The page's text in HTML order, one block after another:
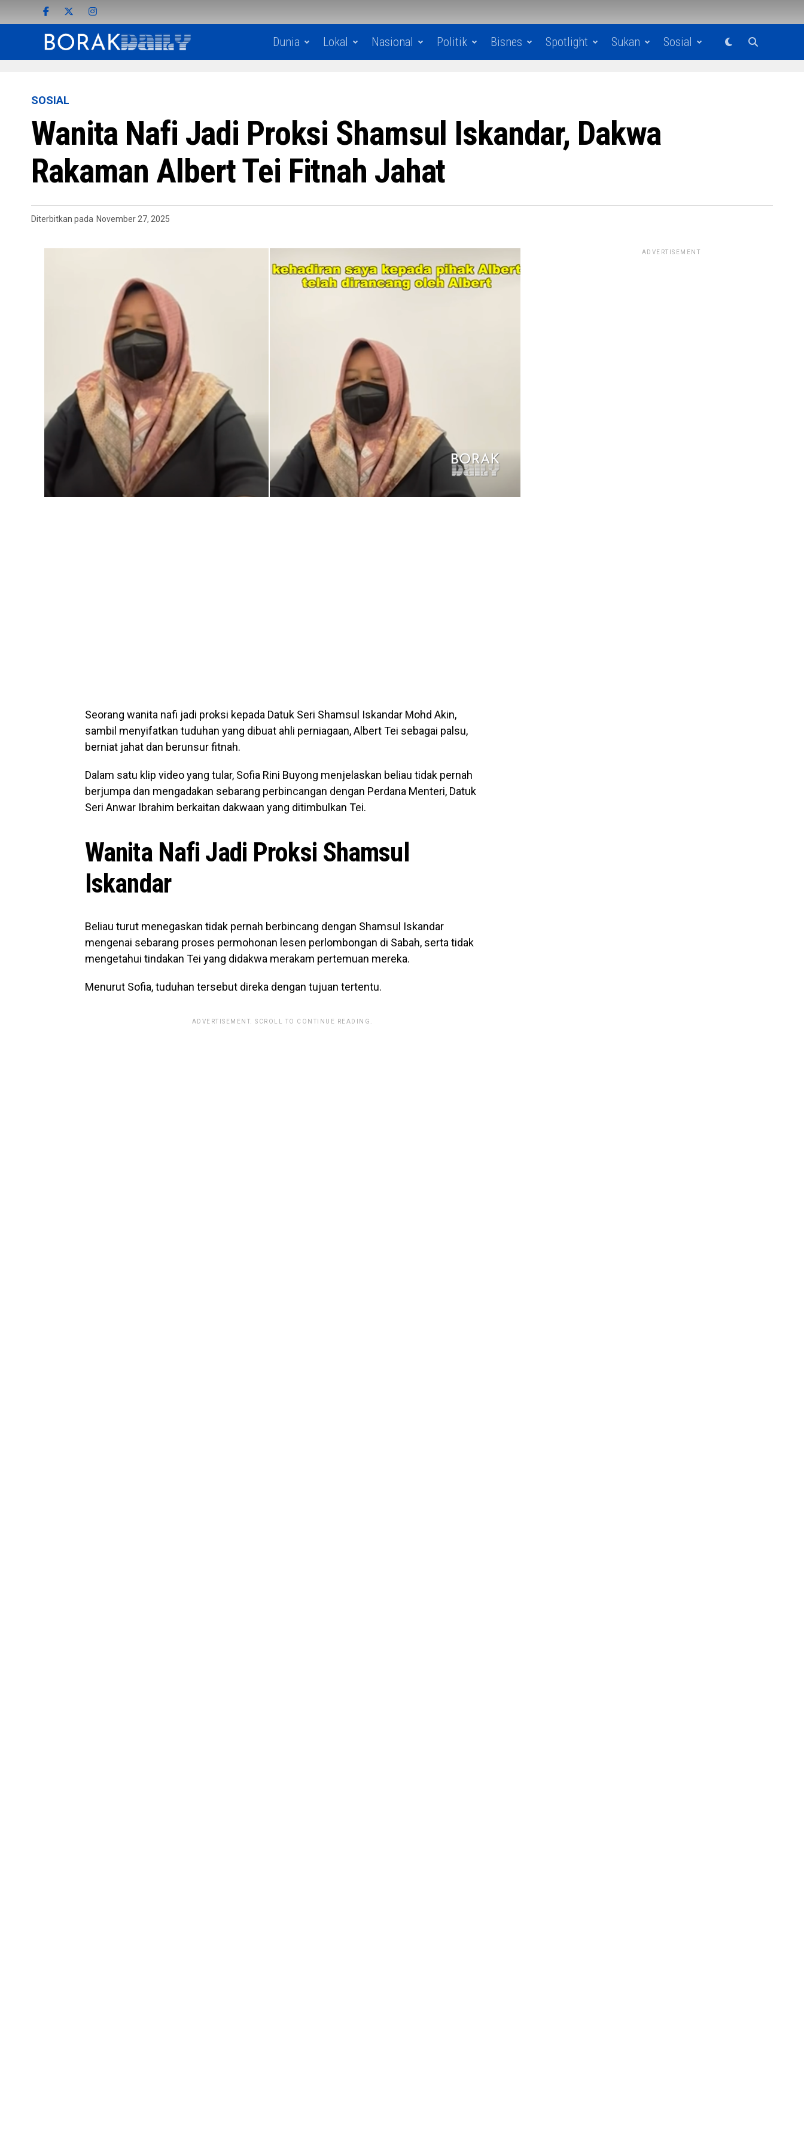
Dunia Lokal Nasional Politik Bisnes Spotlight Sukan Sosial
SOSIAL
Wanita Nafi Jadi Proksi Shamsul Iskandar, Dakwa
Rakaman Albert Tei Fitnah Jahat
Diterbitkan pada November 27, 2025
Seorang wanita nafi jadi proksi kepada Datuk Seri Shamsul Iskandar Mohd Akin,
sambil menyifatkan tuduhan yang dibuat ahli perniagaan, Albert Tei sebagai palsu,
berniat jahat dan berunsur fitnah.
Dalam satu klip video yang tular, Sofia Rini Buyong menjelaskan beliau tidak pernah
berjumpa dan mengadakan sebarang perbincangan dengan Perdana Menteri, Datuk
Seri Anwar Ibrahim berkaitan dakwaan yang ditimbulkan Tei.
Wanita Nafi Jadi Proksi Shamsul
Iskandar
Beliau turut menegaskan tidak pernah berbincang dengan Shamsul Iskandar
mengenai sebarang proses permohonan lesen perlombongan di Sabah, serta tidak
mengetahui tindakan Tei yang didakwa merakam pertemuan mereka.
Menurut Sofia, tuduhan tersebut direka dengan tujuan tertentu.
ADVERTISEMENT. SCROLL TO CONTINUE READING.
ADVERTISEMENT